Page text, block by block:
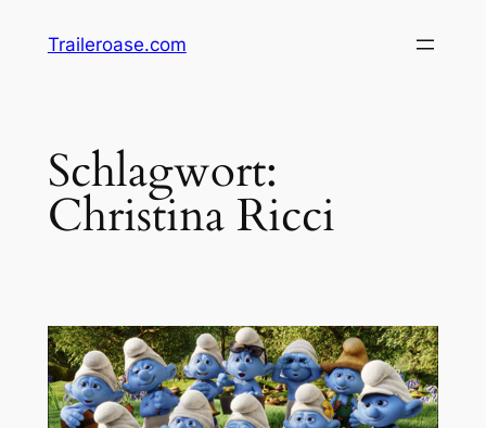
InhaltTraileroase.com
Schlagwort:
Christina Ricci